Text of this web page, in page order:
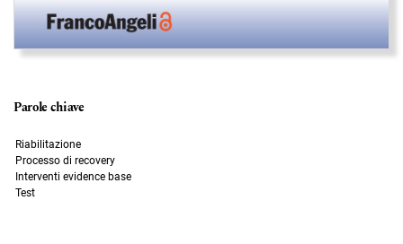
Parole chiave
Riabilitazione
Processo di recovery
Interventi evidence base
Test